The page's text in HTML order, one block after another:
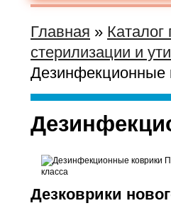
Главная » Каталог
стерилизации и
Дезинфекционные
Дезковрики